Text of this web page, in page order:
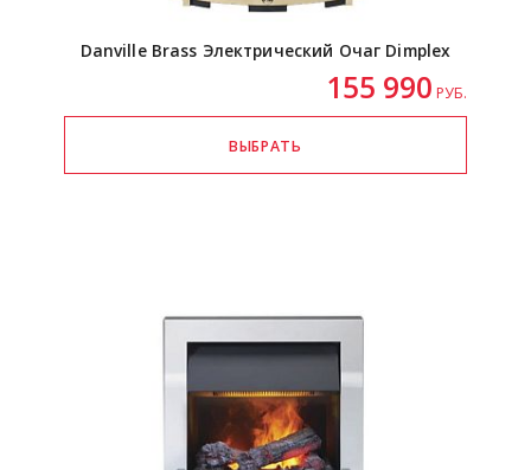
Danville Brass Электрический Очаг Dimplex
155 990 РУБ.